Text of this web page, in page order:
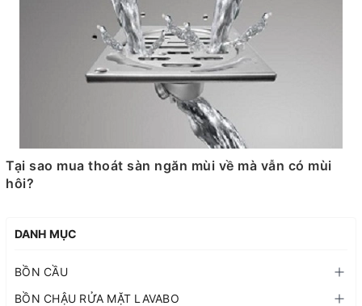
Tại sao mua thoát sàn ngăn mùi về mà vẫn có mùi
hôi?
DANH MỤC
BỒN CẦU
BỒN CHẬU RỬA MẶT LAVABO